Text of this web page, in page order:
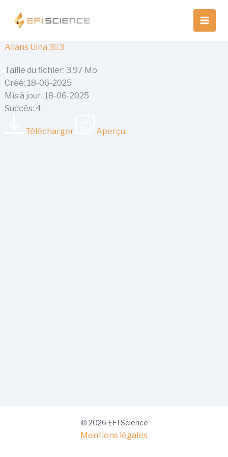
contenu
Alians Ulna 33
Taille du fichier: 3.97 Mo
Créé: 18-06-2025
Mis à jour: 18-06-2025
Succès: 4
Télécharger Aperçu
© 2026 EFI Science
Mentions légales